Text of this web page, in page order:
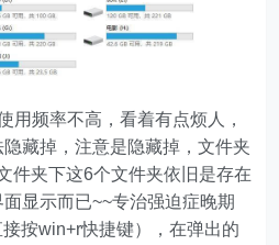
用频率不高，看着有点烦人，
藏掉，注意是隐藏掉，文件夹
件夹下这6个文件夹依旧是存在
显示而已~~专治强迫症晚期
接按win+r快捷键），在弹出的